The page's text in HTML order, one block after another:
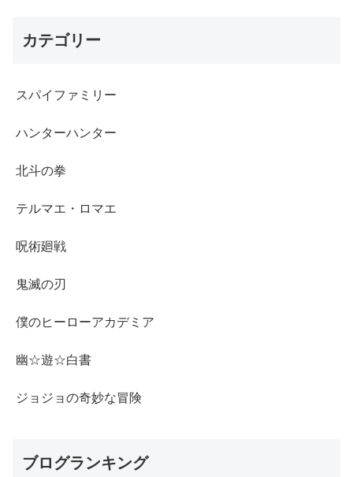
カテゴリー
スパイファミリー
ハンターハンター
北斗の拳
テルマエ・ロマエ
呪術廻戦
鬼滅の刃
僕のヒーローアカデミア
幽☆遊☆白書
ジョジョの奇妙な冒険
ブログランキング